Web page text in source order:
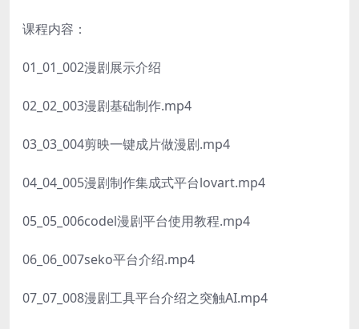
课程内容：
01_01_002漫剧展示介绍
02_02_003漫剧基础制作.mp4
03_03_004剪映一键成片做漫剧.mp4
04_04_005漫剧制作集成式平台lovart.mp4
05_05_006codel漫剧平台使用教程.mp4
06_06_007seko平台介绍.mp4
07_07_008漫剧工具平台介绍之突触AI.mp4